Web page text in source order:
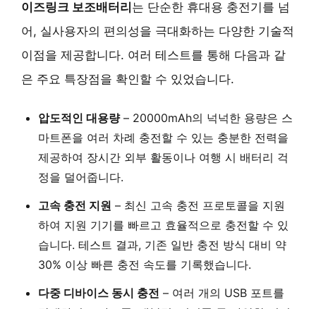
이즈링크 보조배터리는 단순한 휴대용 충전기를 넘
어, 실사용자의 편의성을 극대화하는 다양한 기술적
이점을 제공합니다. 여러 테스트를 통해 다음과 같
은 주요 특장점을 확인할 수 있었습니다.
압도적인 대용량– 20000mAh의 넉넉한 용량은 스
마트폰을 여러 차례 충전할 수 있는 충분한 전력을
제공하여 장시간 외부 활동이나 여행 시 배터리 걱
정을 덜어줍니다.
고속 충전 지원 – 최신 고속 충전 프로토콜을 지원
하여 지원 기기를 빠르고 효율적으로 충전할 수 있
습니다. 테스트 결과, 기존 일반 충전 방식 대비 약
30% 이상 빠른 충전 속도를 기록했습니다.
다중 디바이스 동시 충전 – 여러 개의 USB 포트를